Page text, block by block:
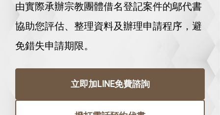
由實際承辦宗教團體借名登記案件的鄔代書
協助您評估、整理資料及辦理申請程序，避
免錯失申請期限。
立即加LINE免費諮詢